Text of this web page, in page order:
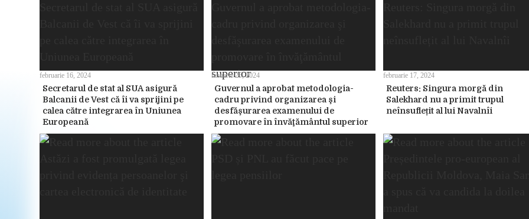
Secretarul de stat al SUA asigură
Balcanii de Vest că îi va sprijini pe
calea către integrarea în Uniunea
Europeană
februarie 16, 2024
Guvernul a aprobat metodologia-
cadru privind organizarea şi
desfăşurarea examenului de
promovare în învăţământul superior
ianuarie 25, 2024
Reuters: Singura morgă din
Salekhard nu a primit trupul
neînsuflețit al lui Navalnîi
februarie 17, 2024